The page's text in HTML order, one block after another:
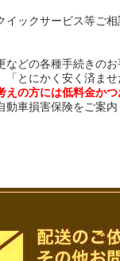
ックサービス等ご相
などの各種手続きのお
「とにかく安く済ま
えの方には低料金か
動車損害保険をご案内